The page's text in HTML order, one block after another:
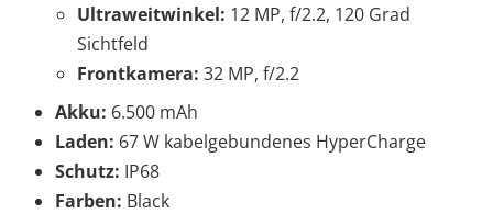
Ultraweitwinkel: 12 MP, f/2.2, 120 Grad
Sichtfeld
Frontkamera: 32 MP, f/2.2
Akku: 6.500 mAh
Laden: 67 W kabelgebundenes HyperCharge
Schutz: IP68
Farben: Black